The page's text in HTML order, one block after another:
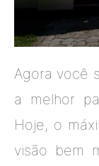
Agora você
a melhor
Hoje, o
visão bem